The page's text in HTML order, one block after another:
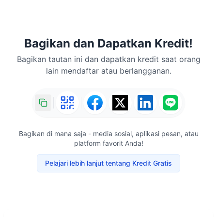
Bagikan dan Dapatkan Kredit!
Bagikan tautan ini dan dapatkan kredit saat orang
lain mendaftar atau berlangganan.
Bagikan di mana saja - media sosial, aplikasi pesan, atau
platform favorit Anda!
Pelajari lebih lanjut tentang Kredit Gratis